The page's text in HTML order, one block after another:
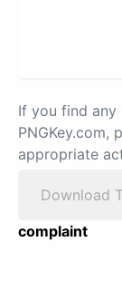
If you find any
PNGKey.com,
appropriate
Download
complaint